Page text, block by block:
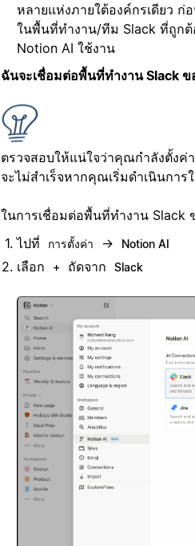
หลายแห่งภายใต้องค์กรเดียว
ในพื้นที่ทำงาน/ทีม Slack ที่ถูก
Notion AI ใช้งาน
ฉันจะเชื่อมต่อพื้นที่ทำงาน Slack ข
ตรวจสอบให้แน่ใจว่าคุณกำลังตั้งค่
จะไม่สำเร็จหากคุณเริ่มดำเนินการ
ในการเชื่อมต่อพื้นที่ทำงาน Slack
ไปที่
การตั้งค่า → Notion AI
เลือก + ถัดจาก Slack